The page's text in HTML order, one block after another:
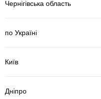
Чернігівська область
по Україні
Київ
Дніпро